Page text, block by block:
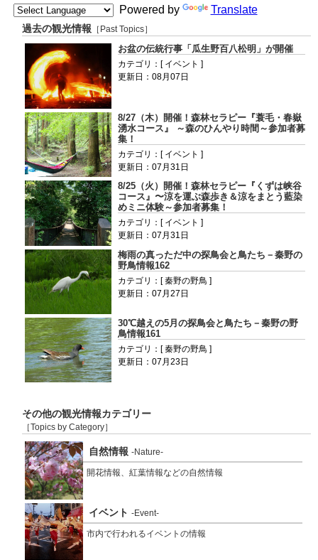
Powered by Translate
過去の観光情報 ［Past Topics］
お盆の伝統行事「瓜生野百八松明」が開催
カテゴリ：[ イベント ]
更新日：08月07日
8/27（木）開催！森林セラピー『蓑毛・春嶽
湧水コース』 ～森のひんやり時間～参加者募
集！
カテゴリ：[ イベント ]
更新日：07月31日
8/25（火）開催！森林セラピー『くずは峡谷
コース』〜涼を運ぶ森歩き＆涼をまとう藍染
めミニ体験～参加者募集！
カテゴリ：[ イベント ]
更新日：07月31日
梅雨の真っただ中の探鳥会と鳥たち－秦野の
野鳥情報162
カテゴリ：[ 秦野の野鳥 ]
更新日：07月27日
30℃越えの5月の探鳥会と鳥たち－秦野の野
鳥情報161
カテゴリ：[ 秦野の野鳥 ]
更新日：07月23日
その他の観光情報カテゴリー
［Topics by Category］
自然情報 -Nature-
開花情報、紅葉情報などの自然情報
イベント -Event-
市内で行われるイベントの情報